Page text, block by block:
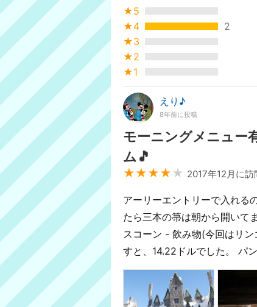
★5
★4
2
★3
★2
★1
えり♪
8年前に投稿
モーニングメニュー
ム🎵
★★★★ ★ 2017年12月に訪
アーリーエントリーで入れる
たら三本の箒は朝から開いて
スコーン - 飲み物(今回はリ
すと、14.22ドルでした。 パ